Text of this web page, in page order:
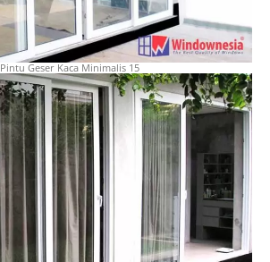
Pintu Geser Kaca Minimalis 15